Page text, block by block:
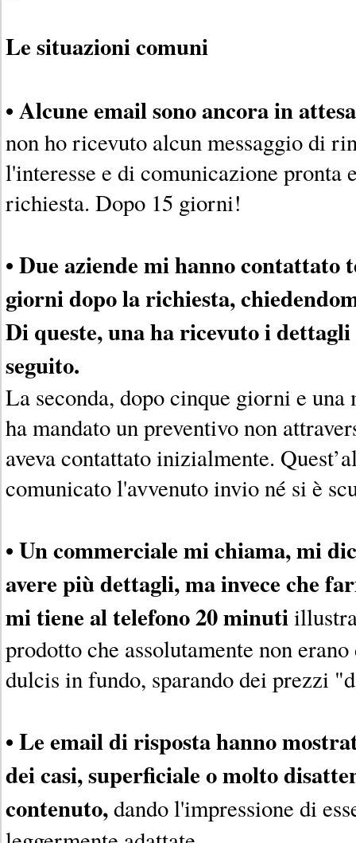
Le situazioni comuni
• Alcune email sono ancora in
non ho ricevuto alcun messaggio di
l'interesse e di comunicazione pronta
richiesta. Dopo 15 giorni!
• Due aziende mi hanno contattato
giorni dopo la richiesta,
Di queste, una ha ricevuto i
seguito.
La seconda, dopo cinque giorni e
ha mandato un preventivo non
aveva contattato inizialmente.
comunicato l'avvenuto invio né si è
• Un commerciale mi chiama, mi
avere più dettagli, ma invece che
mi tiene al telefono 20 minuti
prodotto che assolutamente non
dulcis in fundo, sparando dei prezzi
• Le email di risposta hanno
dei casi, superficiale o molto
contenuto,dando l'impressione di